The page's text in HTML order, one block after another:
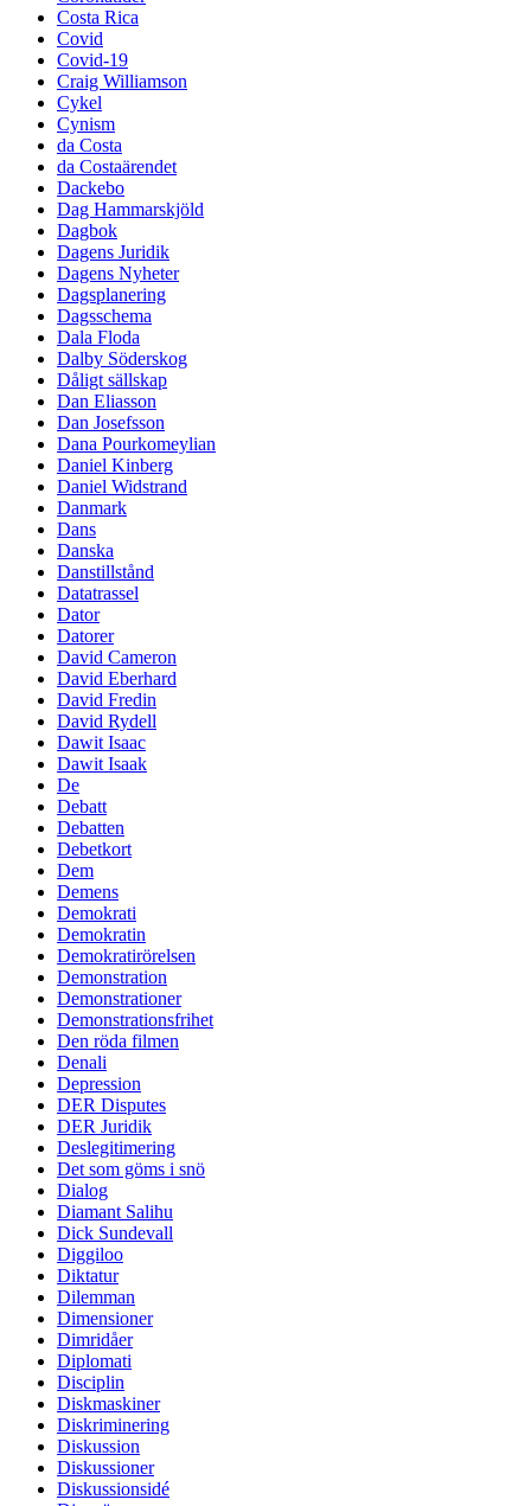
Costa Rica
Covid
Covid-19
Craig Williamson
Cykel
Cynism
da Costa
da Costaärendet
Dackebo
Dag Hammarskjöld
Dagbok
Dagens Juridik
Dagens Nyheter
Dagsplanering
Dagsschema
Dala Floda
Dalby Söderskog
Dåligt sällskap
Dan Eliasson
Dan Josefsson
Dana Pourkomeylian
Daniel Kinberg
Daniel Widstrand
Danmark
Dans
Danska
Danstillstånd
Datatrassel
Dator
Datorer
David Cameron
David Eberhard
David Fredin
David Rydell
Dawit Isaac
Dawit Isaak
De
Debatt
Debatten
Debetkort
Dem
Demens
Demokrati
Demokratin
Demokratirörelsen
Demonstration
Demonstrationer
Demonstrationsfrihet
Den röda filmen
Denali
Depression
DER Disputes
DER Juridik
Deslegitimering
Det som göms i snö
Dialog
Diamant Salihu
Dick Sundevall
Diggiloo
Diktatur
Dilemman
Dimensioner
Dimridåer
Diplomati
Disciplin
Diskmaskiner
Diskriminering
Diskussion
Diskussioner
Diskussionsidé